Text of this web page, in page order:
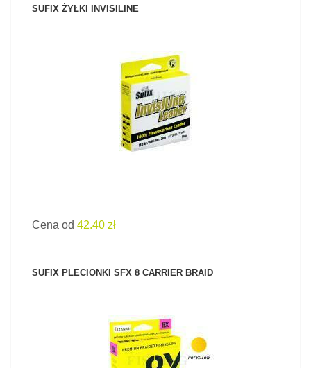
SUFIX ŻYŁKI INVISILINE
ZOBACZ PRODUKT
Cena od 42.40 zł
SUFIX PLECIONKI SFX 8 CARRIER BRAID
ZOBACZ PRODUKT